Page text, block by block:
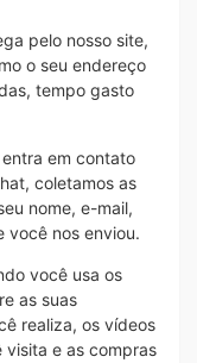
pelo nosso site,
o seu endereço
tempo gasto
em contato
coletamos as
nome, e-mail,
você nos enviou.
você usa os
as suas
realiza, os vídeos
visita e as compras